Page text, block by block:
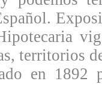
territorios
en 1892